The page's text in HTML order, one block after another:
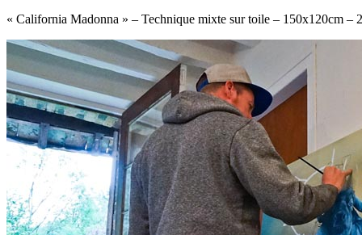
« California Madonna » – Technique mixte sur toile – 150x120cm –